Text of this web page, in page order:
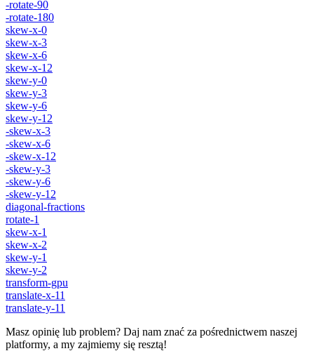
-rotate-90
-rotate-180
skew-x-0
skew-x-3
skew-x-6
skew-x-12
skew-y-0
skew-y-3
skew-y-6
skew-y-12
-skew-x-3
-skew-x-6
-skew-x-12
-skew-y-3
-skew-y-6
-skew-y-12
diagonal-fractions
rotate-1
skew-x-1
skew-x-2
skew-y-1
skew-y-2
transform-gpu
translate-x-11
translate-y-11
Masz opinię lub problem? Daj nam znać za pośrednictwem naszej
platformy, a my zajmiemy się resztą!